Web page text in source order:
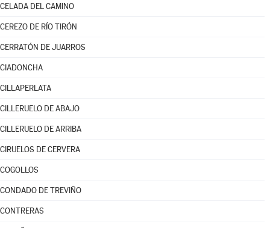
CELADA DEL CAMINO
CEREZO DE RÍO TIRÓN
CERRATÓN DE JUARROS
CIADONCHA
CILLAPERLATA
CILLERUELO DE ABAJO
CILLERUELO DE ARRIBA
CIRUELOS DE CERVERA
COGOLLOS
CONDADO DE TREVIÑO
CONTRERAS